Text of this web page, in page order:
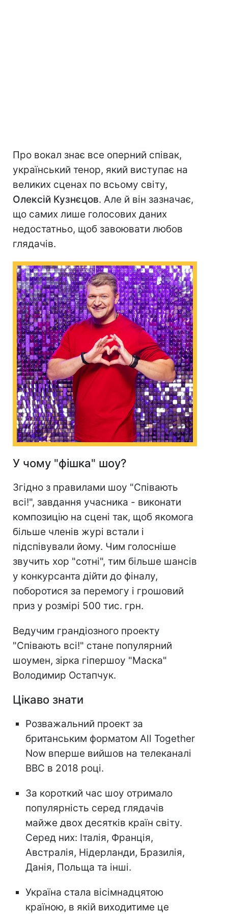
Про вокал знає все оперний співак,
український тенор, який виступає на
великих сценах по всьому світу,
Олексій Кузнєцов. Але й він зазначає,
що самих лише голосових даних
недостатньо, щоб завоювати любов
глядачів.
У чому "фішка" шоу?
Згідно з правилами шоу "Співають
всі!", завдання учасника - виконати
композицію на сцені так, щоб якомога
більше членів журі встали і
підспівували йому. Чим голосніше
звучить хор "сотні", тим більше шансів
у конкурсанта дійти до фіналу,
поборотися за перемогу і грошовий
приз у розмірі 500 тис. грн.
Ведучим грандіозного проекту
"Співають всі!" стане популярний
шоумен, зірка гіпершоу "Маска"
Володимир Остапчук.
Цікаво знати
Розважальний проект за
британським форматом All Together
Now вперше вийшов на телеканалі
BBC в 2018 році.
За короткий час шоу отримало
популярність серед глядачів
майже двох десятків країн світу.
Серед них: Італія, Франція,
Австралія, Нідерланди, Бразилія,
Данія, Польща та інші.
Україна стала вісімнадцятою
країною, в якій виходитиме це